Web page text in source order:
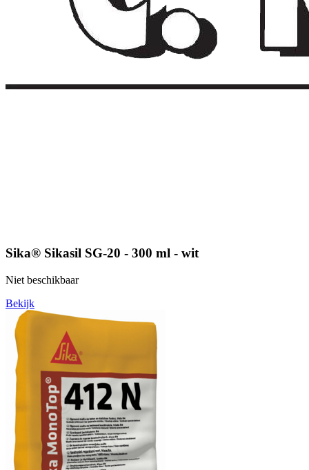
Sika® Sikasil SG-20 - 300 ml - wit
Niet beschikbaar
Bekijk